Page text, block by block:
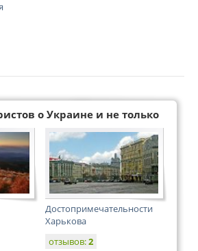
о Украине и не только
Достопримечательности
Харькова
отзывов:2